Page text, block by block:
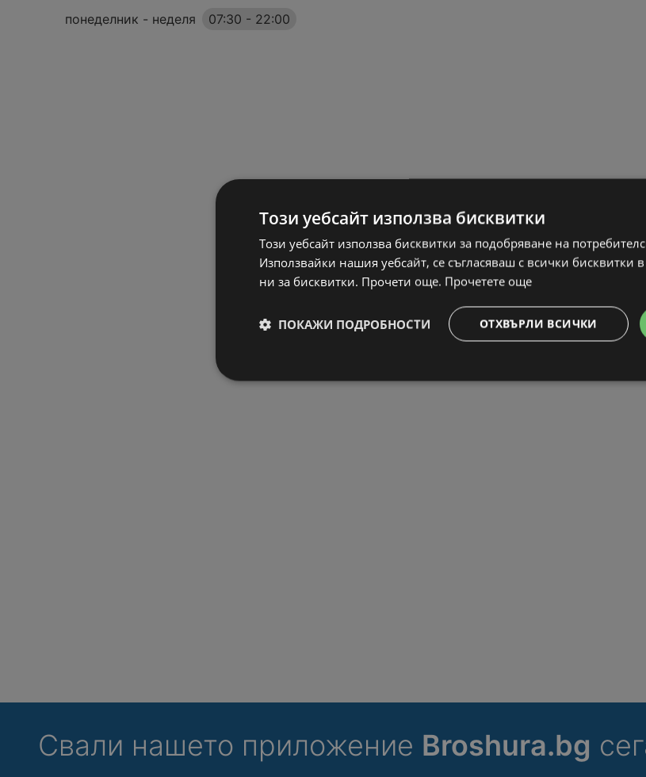
понеделник - неделя
07:30 - 22:00
Свали нашето приложение Broshura.bg
Този уебсайт използва бисквитки
Този уебсайт използва бисквитки за подобряване на
Използвайки нашия уебсайт, се съгласяваш с всички бисквитки
ни за бисквитки. Прочети още. Прочетете още
ОТХВЪРЛИ ВСИЧКИ
ПОКАЖИ ПОДРОБНОСТИ